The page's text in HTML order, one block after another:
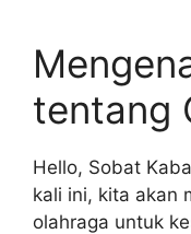
tentang
Hello, Sobat
kali ini, kita akan
olahraga untuk